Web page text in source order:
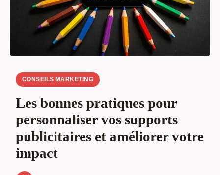
CONSEILS MARKETING
Les bonnes pratiques pour
personnaliser vos supports
publicitaires et améliorer votre
impact